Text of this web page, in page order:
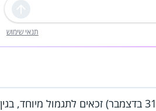
שליחה
תנאי שימוש
חיילי מילואים שביצעו בין 32 ל-60 ימי מילואים במצטבר בשנה קלנדרית (מ-1 בינואר עד 31 בדצמבר) זכאים לתגמול מיוחד, בגין